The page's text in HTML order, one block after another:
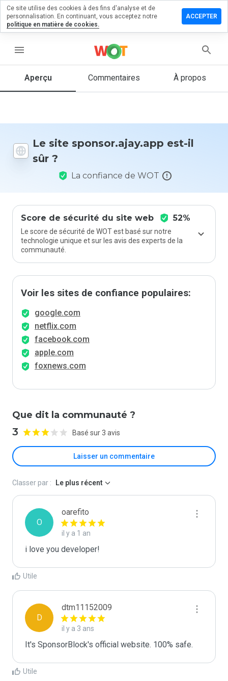
menu
Aperçu Commentaires À propos
Le site sponsor.ajay.app est-il
sûr ?
La confiance de WOT
Score de sécurité du site web 52%
Le score de sécurité de WOT est basé sur notre
technologie unique et sur les avis des experts de la
communauté.
Voir les sites de confiance populaires:
google.com
netflix.com
facebook.com
apple.com
foxnews.com
Que dit la communauté ?
3 Basé sur 3 avis
Laisser un commentaire
un
1 et 5
vous à ce
site ?
Classer par : Le plus récent
O
oarefito
il y a 1 an
i love you developer!
Utile
D
dtm11152009
il y a 3 ans
It's SponsorBlock's official website. 100% safe.
Utile
Ce site utilise des cookies à des fins d'analyse et de
personnalisation. En continuant, vous acceptez notre
politique en matière de cookies.
ACCEPTER